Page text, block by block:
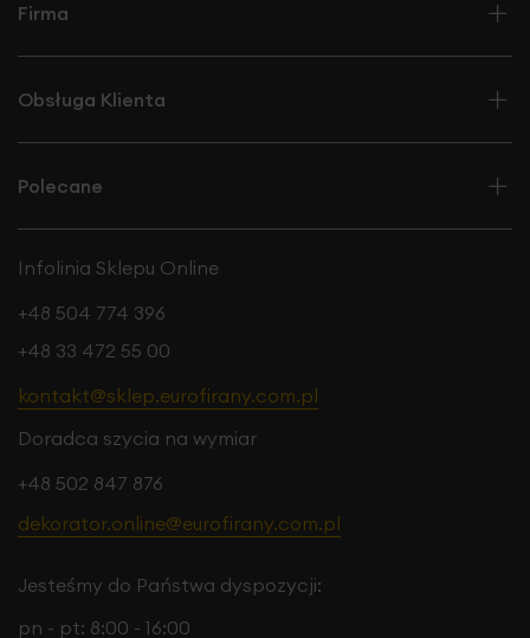
Firma
Obsługa Klienta
Polecane
Infolinia Sklepu Online
+48 504 774 396
+48 33 472 55 00
kontakt@sklep.eurofirany.com.pl
Doradca szycia na wymiar
+48 502 847 876
dekorator.online@eurofirany.com.pl
Jesteśmy do Państwa dyspozycji:
pn - pt: 8:00 - 16:00